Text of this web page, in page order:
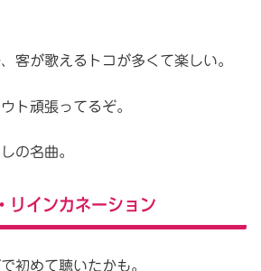
客が歌えるトコが多くて楽しい。
ト頑張ってるぞ。
の名曲。
リインカネーション
初めて聴いたかも。